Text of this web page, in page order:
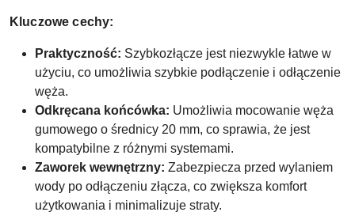
Kluczowe cechy:
Praktyczność: Szybkozłącze jest niezwykle łatwe w
użyciu, co umożliwia szybkie podłączenie i odłączenie
węża.
Odkręcana końcówka: Umożliwia mocowanie węża
gumowego o średnicy 20 mm, co sprawia, że jest
kompatybilne z różnymi systemami.
Zaworek wewnętrzny: Zabezpiecza przed wylaniem
wody po odłączeniu złącza, co zwiększa komfort
użytkowania i minimalizuje straty.